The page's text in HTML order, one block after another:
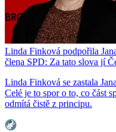
Linda Finková podpořila
člena SPD: Za tato slova jí
Linda Finková se zastala
Celé je to spor o to, co část
odmítá čistě z principu.